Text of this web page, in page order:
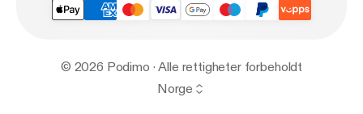
© 2026 Podimo · Alle rettigheter forbeholdt
Norge